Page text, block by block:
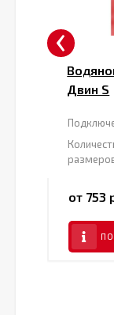
Двин S
от 753
‹